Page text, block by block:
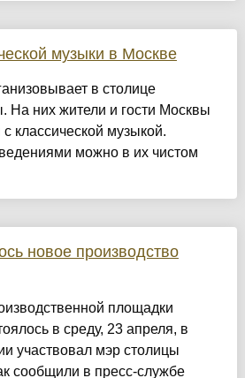
музыки в Москве
в столице
На них жители и гости Москвы
с классической музыкой.
можно в их чистом
новое производство
площадки
в среду, 23 апреля, в
участвовал мэр столицы
сообщили в пресс-службе